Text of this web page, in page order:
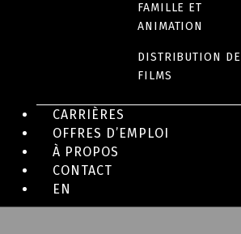
FAMILLE ET
ANIMATION
DISTRIBUTION DE
FILMS
CARRIÈRES
OFFRES D’EMPLOI
À PROPOS
CONTACT
EN
SÉRIE
Gabby’s Farm